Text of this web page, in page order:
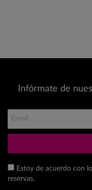
Infórmate de
Estoy de acuerdo con
reservas.